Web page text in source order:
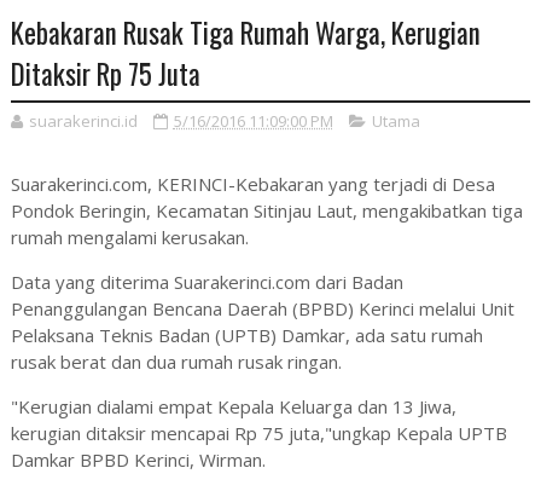
Kebakaran Rusak Tiga Rumah Warga, Kerugian
Ditaksir Rp 75 Juta
suarakerinci.id 5/16/2016 11:09:00 PM Utama
Suarakerinci.com, KERINCI-Kebakaran yang terjadi di Desa
Pondok Beringin, Kecamatan Sitinjau Laut, mengakibatkan tiga
rumah mengalami kerusakan.
Data yang diterima Suarakerinci.com dari Badan
Penanggulangan Bencana Daerah (BPBD) Kerinci melalui Unit
Pelaksana Teknis Badan (UPTB) Damkar, ada satu rumah
rusak berat dan dua rumah rusak ringan.
"Kerugian dialami empat Kepala Keluarga dan 13 Jiwa,
kerugian ditaksir mencapai Rp 75 juta,"ungkap Kepala UPTB
Damkar BPBD Kerinci, Wirman.